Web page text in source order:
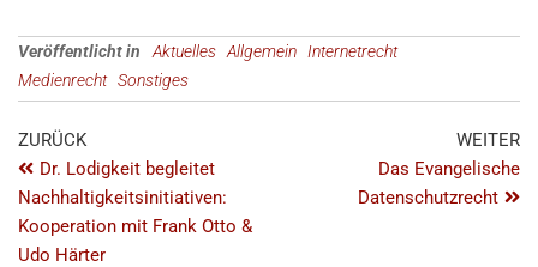
Veröffentlicht in Aktuelles Allgemein
Internetrecht
Medienrecht Sonstiges
ZURÜCK
Dr. Lodigkeit begleitet
Nachhaltigkeitsinitiativen:
Kooperation mit Frank Otto &
Udo Härter
WEITER
Das Evangelische
Datenschutzrecht